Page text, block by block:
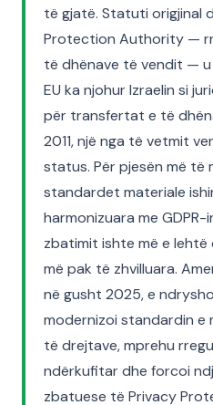
të gjatë. Statuti origjinal
Protection Authority —
të dhënave të vendit —
EU ka njohur Izraelin si
për transfertat e të
2011, një nga të vetmit
status. Për pjesën më të
standardet materiale
harmonizuara me
zbatimit ishte më e
më pak të zhvilluara.
në gusht 2025, e
modernizoi standardin e
të drejtave, mprehu
ndërkufitar dhe forcoi
zbatuese të Privacy